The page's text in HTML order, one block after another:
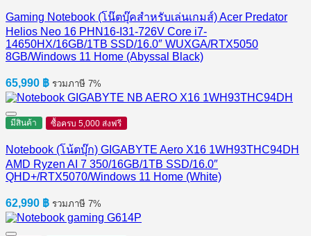
Gaming Notebook (โน๊ตบุ๊คสำหรับเล่นเกมส์) Acer Predator
Helios Neo 16 PHN16-I31-726V Core i7-
14650HX/16GB/1TB SSD/16.0″ WUXGA/RTX5050
8GB/Windows 11 Home (Abyssal Black)
65,990 ฿ รวมภาษี 7%
มีสินค้า ซื้อครบ 5,000 ส่งฟรี
Notebook (โน้ตบุ๊ก) GIGABYTE Aero X16 1WH93THC94DH
AMD Ryzen AI 7 350/16GB/1TB SSD/16.0″
QHD+/RTX5070/Windows 11 Home (White)
62,990 ฿ รวมภาษี 7%